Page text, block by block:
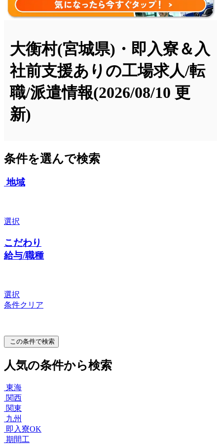
大衡村(宮城県)・即入寮＆入
社前支援ありの工場求人/転
職/派遣情報(2026/08/10 更
新)
条件を選んで検索
地域
選択
こだわり
給与/職種
選択
条件クリア
この条件で検索
人気の条件から検索
東海
関西
関東
九州
即入寮OK
期間工